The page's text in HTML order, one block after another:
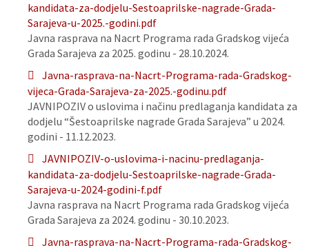
kandidata-za-dodjelu-Sestoaprilske-nagrade-Grada-
Sarajeva-u-2025.-godini.pdf
Javna rasprava na Nacrt Programa rada Gradskog vijeća
Grada Sarajeva za 2025. godinu - 28.10.2024.
Javna-rasprava-na-Nacrt-Programa-rada-Gradskog-
vijeca-Grada-Sarajeva-za-2025.-godinu.pdf
JAVNIPOZIV o uslovima i načinu predlaganja kandidata za
dodjelu “Šestoaprilske nagrade Grada Sarajeva” u 2024.
godini - 11.12.2023.
JAVNIPOZIV-o-uslovima-i-nacinu-predlaganja-
kandidata-za-dodjelu-Sestoaprilske-nagrade-Grada-
Sarajeva-u-2024-godini-f.pdf
Javna rasprava na Nacrt Programa rada Gradskog vijeća
Grada Sarajeva za 2024. godinu - 30.10.2023.
Javna-rasprava-na-Nacrt-Programa-rada-Gradskog-